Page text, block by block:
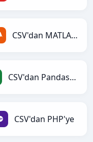
CSV'dan MATLAB'ye
CSV'dan PandasDataFrame'ye
CSV'dan PHP'ye